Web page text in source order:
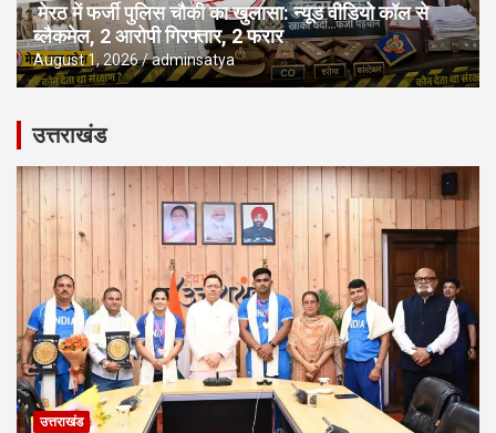
मेरठ में फर्जी पुलिस चौकी का खुलासा: न्यूड वीडियो कॉल से
ब्लैकमेल, 2 आरोपी गिरफ्तार, 2 फरार
August 1, 2026 adminsatya
उत्तराखंड
उत्तराखंड